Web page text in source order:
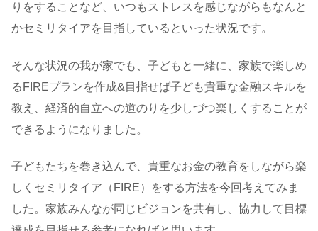
りをすることなど、いつもストレスを感じながらもなんと
かセミリタイアを目指しているといった状況です。
そんな状況の我が家でも、子どもと一緒に、家族で楽しめ
るFIREプランを作成&目指せば子ども貴重な金融スキルを
教え、経済的自立への道のりを少しづつ楽しくすることが
できるようになりました。
子どもたちを巻き込んで、貴重なお金の教育をしながら楽
しくセミリタイア（FIRE）をする方法を今回考えてみま
した。家族みんなが同じビジョンを共有し、協力して目標